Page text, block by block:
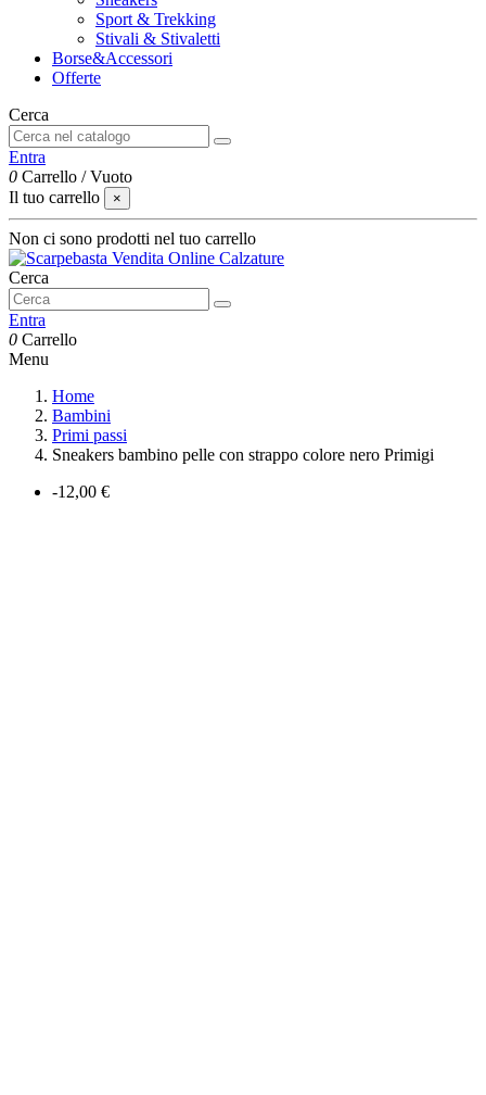
Sport & Trekking
Stivali & Stivaletti
Borse&Accessori
Offerte
Cerca
Entra
0 Carrello /Vuoto
Il tuo carrello
×
Non ci sono prodotti nel tuo carrello
Cerca
Entra
0 Carrello
Menu
Home
Bambini
Primi passi
Sneakers bambino pelle con strappo colore nero Primigi
-12,00 €